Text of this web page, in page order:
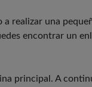
realizar una
encontrar un
principal. A